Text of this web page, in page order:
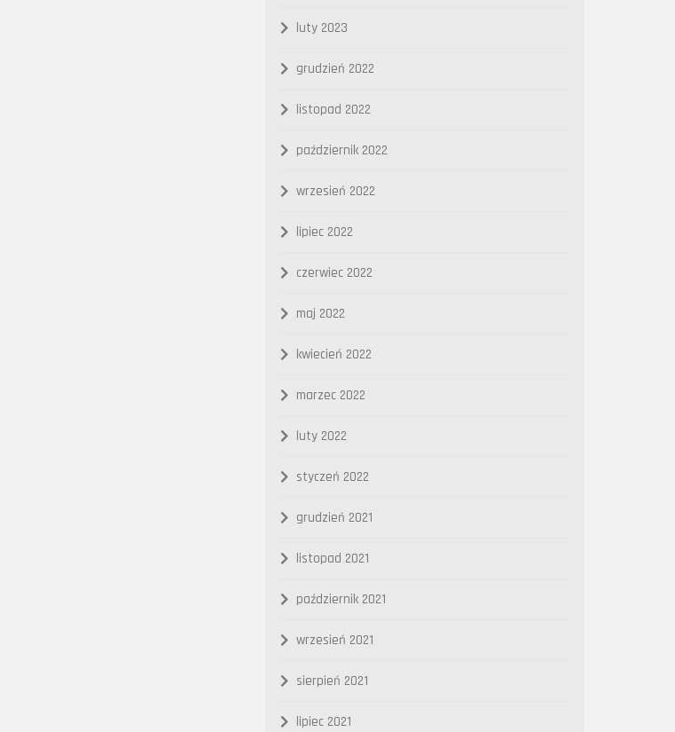
luty 2023
grudzień 2022
listopad 2022
październik 2022
wrzesień 2022
lipiec 2022
czerwiec 2022
maj 2022
kwiecień 2022
marzec 2022
luty 2022
styczeń 2022
grudzień 2021
listopad 2021
październik 2021
wrzesień 2021
sierpień 2021
lipiec 2021